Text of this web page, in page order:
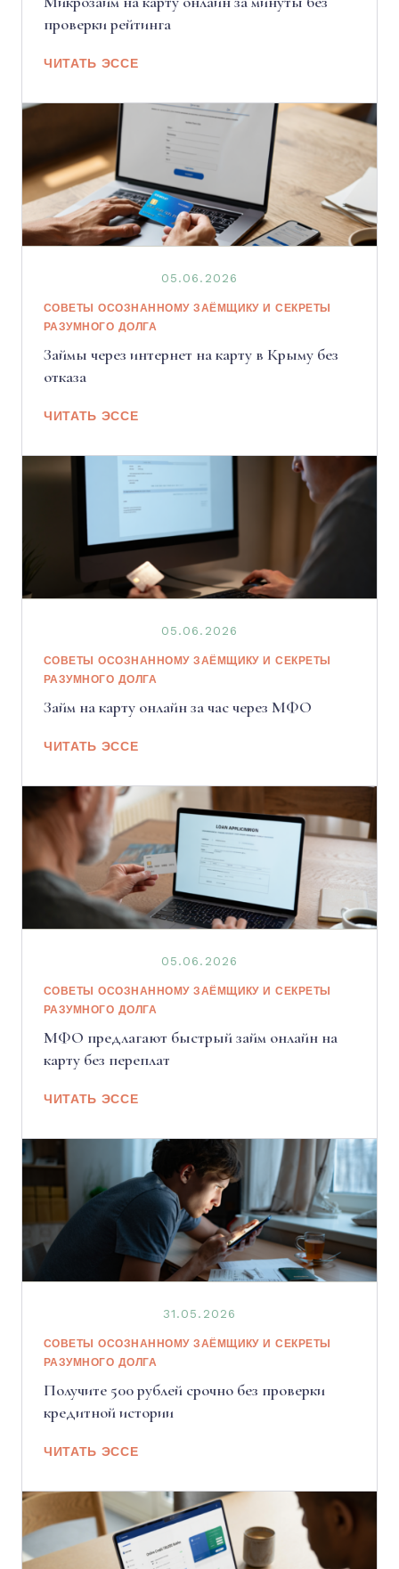
проверки рейтинга
ЧИТАТЬ ЭССЕ
05.06.2026
СОВЕТЫ ОСОЗНАННОМУ ЗАЁМЩИКУ И СЕКРЕТЫ
РАЗУМНОГО ДОЛГА
Займы через интернет на карту в Крыму без
отказа
ЧИТАТЬ ЭССЕ
05.06.2026
СОВЕТЫ ОСОЗНАННОМУ ЗАЁМЩИКУ И СЕКРЕТЫ
РАЗУМНОГО ДОЛГА
Займ на карту онлайн за час через МФО
ЧИТАТЬ ЭССЕ
05.06.2026
СОВЕТЫ ОСОЗНАННОМУ ЗАЁМЩИКУ И СЕКРЕТЫ
РАЗУМНОГО ДОЛГА
МФО предлагают быстрый займ онлайн на
карту без переплат
ЧИТАТЬ ЭССЕ
31.05.2026
СОВЕТЫ ОСОЗНАННОМУ ЗАЁМЩИКУ И СЕКРЕТЫ
РАЗУМНОГО ДОЛГА
Получите 500 рублей срочно без проверки
кредитной истории
ЧИТАТЬ ЭССЕ